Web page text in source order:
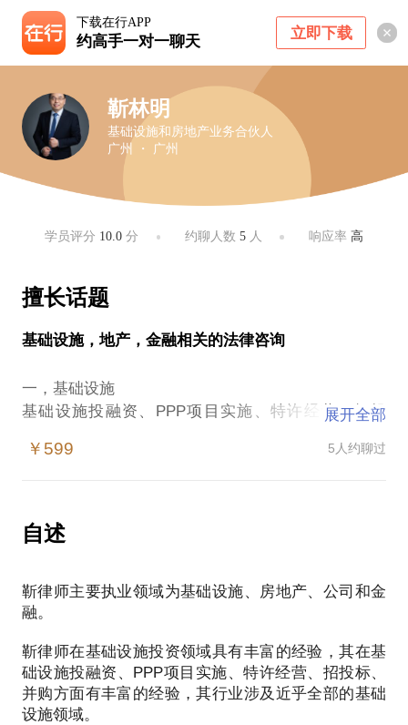
下载在行APP
约高手一对一聊天 立即下载
靳林明
基础设施和房地产业务合伙人
广州 ・ 广州
学员评分 10.0 分 约聊人数 5人 响应率 高
擅长话题
基础设施，地产，金融相关的法律咨询
一，基础设施
基础设施投融资、PPP项目实施、特许经营、招投
基础设施领域。
房地产开发、三旧改造、城市更新、土地储备及一级
开发、项目并购和建设工程等领域。
三，并购、外商投资、资本市场、reits，资产证券
化、银行业务、私募基金、公司重组和破产重整领域
【在行郑重提示】：此话题内容仅为该行家在法律领
域的个人经验、意见或观点，仅供学员参考使用，亦
不具有任何法律效力。如您需要聘请律师，在行建议
展开全部
￥599 5人约聊过
自述
靳律师主要执业领域为基础设施、房地产、公司和金
融。
靳律师在基础设施投资领域具有丰富的经验，其在基
础设施投融资、PPP项目实施、特许经营、招投标、
并购方面有丰富的经验，其行业涉及近乎全部的基础
设施领域。